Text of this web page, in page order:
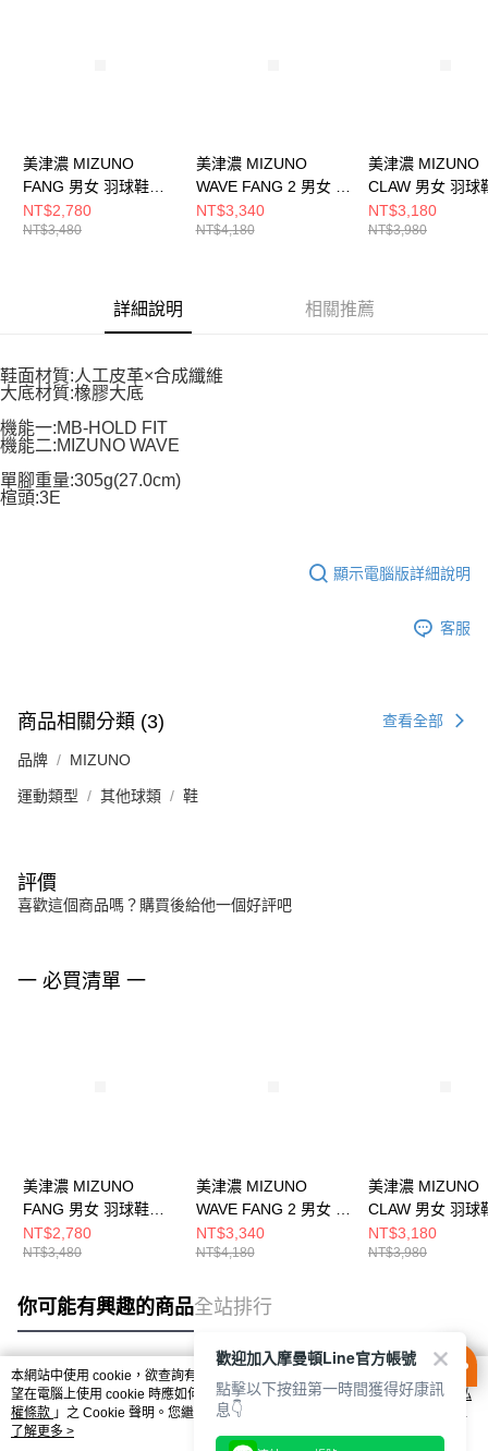
美津濃 MIZUNO
FANG 男女 羽球鞋
71GA242325
NT$2,780
NT$3,480
美津濃 MIZUNO
WAVE FANG 2 男女 羽
球鞋 71GA231352
NT$3,340
NT$4,180
美津濃 MIZUNO
CLAW 男女 羽球
71GA244330
NT$3,180
NT$3,980
詳細說明 相關推薦
鞋面材質:人工皮革×合成纖維
大底材質:橡膠大底
機能一:MB-HOLD FIT
機能二:MIZUNO WAVE
單腳重量:305g(27.0cm)
楦頭:3E
顯示電腦版詳細說明
客服
商品相關分類 (3) 查看全部
品牌 MIZUNO
運動類型 其他球類 鞋
評價
喜歡這個商品嗎？購買後給他一個好評吧
一 必買清單 一
美津濃 MIZUNO
FANG 男女 羽球鞋
71GA242325
NT$2,780
NT$3,480
美津濃 MIZUNO
WAVE FANG 2 男女 羽
球鞋 71GA231352
NT$3,340
NT$4,180
美津濃 MIZUNO
CLAW 男女 羽球
71GA244330
NT$3,180
NT$3,980
你可能有興趣的商品全站排行
熱門標籤
本網站中使用 cookie，欲查詢有關本網站使用 cookie 方式之詳情，及若您不希
望在電腦上使用 cookie 時應如何變更電腦的 cookie 設定，請參閱本網站「
隱私
權條款 」之 Cookie 聲明。您繼續使用本網站即表示您同意本公司得按本網站使
用條款之 Cookie 聲明使用 cookie。
了解更多 >
歡迎加入摩曼頓Line官方帳號
點擊以下按鈕第一時間獲得好康訊
息👇